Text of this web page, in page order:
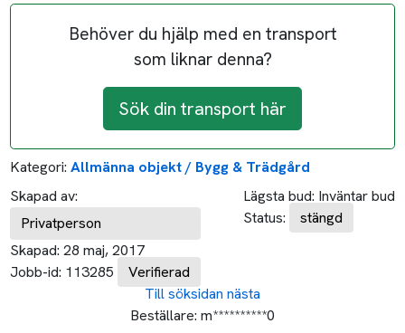
Behöver du hjälp med en transport
som liknar denna?
Sök din transport här
Kategori: Allmänna objekt / Bygg & Trädgård
Skapad av:
Privatperson
Skapad: 28 maj, 2017
Jobb-id: 113285 Verifierad
Lägsta bud: Inväntar bud
Status:
stängd
Till söksidan nästa
Beställare: m**********0